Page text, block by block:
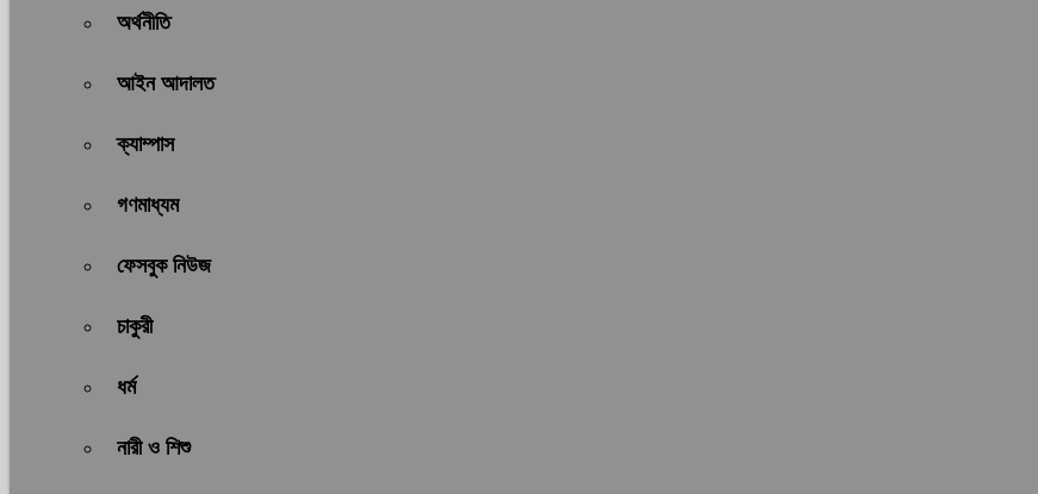
অর্থনীতি
আইন আদালত
ক্যাম্পাস
গণমাধ্যম
ফেসবুক নিউজ
চাকুরী
ধর্ম
নারী ও শিশু